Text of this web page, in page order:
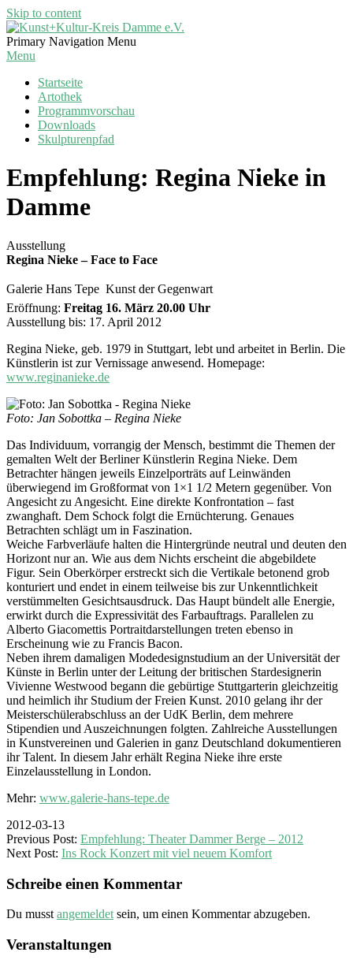
Skip to content
Kunst+Kultur-
Kreis
Primary Navigation Menu
Menu
Startseite
Artothek
Programmvorschau
Downloads
Skulpturenpfad
Empfehlung: Regina Nieke in
Damme
Ausstellung
Regina Nieke – Face to Face
Galerie Hans Tepe  Kunst der Gegenwart
Eröffnung: Freitag 16. März 20.00 Uhr
Ausstellung bis: 17. April 2012
Regina Nieke, geb. 1979 in Stuttgart, lebt und arbeitet in Berlin. Die
Künstlerin ist zur Vernissage anwesend. Homepage:
www.reginanieke.de
Foto: Jan Sobottka – Regina Nieke
Das Individuum, vorrangig der Mensch, bestimmt die Themen der
gemalten Welt der Berliner Künstlerin Regina Nieke. Dem
Betrachter hängen jeweils Einzelporträts auf Leinwänden
überwiegend im Großformat von 1×1 1/2 Metern gegenüber. Von
Angesicht zu Angesicht. Eine direkte Konfrontation – fast
zwanghaft. Dem Schock folgt die Ernüchterung. Genaues
Betrachten schlägt um in Faszination.
Weiche Farbverläufe halten die Hintergründe neutral und deuten den
Horizont nur an. Wie aus dem Nichts erscheint die abgebildete
Figur. Sein Oberkörper erstreckt sich die Vertikale betonend grob
konturiert und endet in einem teilweise bis zur Unkenntlichkeit
verstümmelten Gesichtsausdruck. Das Haupt bündelt alle Energie,
erwirkt durch die Expressivität des Farbauftrags. Parallelen zu
Alberto Giacomettis Portraitdarstellungen treten ebenso in
Erscheinung wie zu Francis Bacon.
Neben ihrem damaligen Modedesignstudium an der Universität der
Künste in Berlin unter der Leitung der britischen Stardesignerin
Vivienne Westwood begann die gebürtige Stuttgarterin gleichzeitig
und heimlich ihr Studium der Freien Kunst. 2010 gelang ihr der
Meisterschülerabschluss an der UdK Berlin, dem mehrere
Stipendien und Auszeichnungen folgten. Zahlreiche Ausstellungen
in Kunstvereinen und Galerien in ganz Deutschland dokumentieren
ihr Talent. In diesem Jahr erhält Regina Nieke ihre erste
Einzelausstellung in London.
Mehr: www.galerie-hans-tepe.de
2012-03-13
Previous Post: Empfehlung: Theater Dammer Berge – 2012
Next Post: Ins Rock Konzert mit viel neuem Komfort
Schreibe einen Kommentar
Du musst angemeldet sein, um einen Kommentar abzugeben.
Veranstaltungen